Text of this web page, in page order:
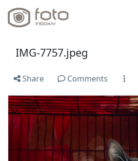
IMG-7757.jpeg
Share Comments